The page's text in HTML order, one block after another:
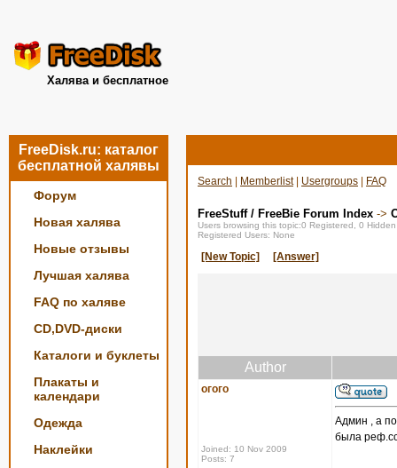
Халява и бесплатное
FreeDisk.ru: каталог
бесплатной халявы
Форум
Новая халява
Новые отзывы
Лучшая халява
FAQ по халяве
CD,DVD-диски
Каталоги и буклеты
Плакаты и
календари
Одежда
Наклейки
Search Memberlist| Usergroups FAQ
FreeStuff / FreeBie Forum Index ->
Users browsing this topic:0 Registered, 0
Registered Users: None
[New Topic] [Answer]
Author
огого
Joined: 10 Nov 2009
Posts: 7
Админ , а
была